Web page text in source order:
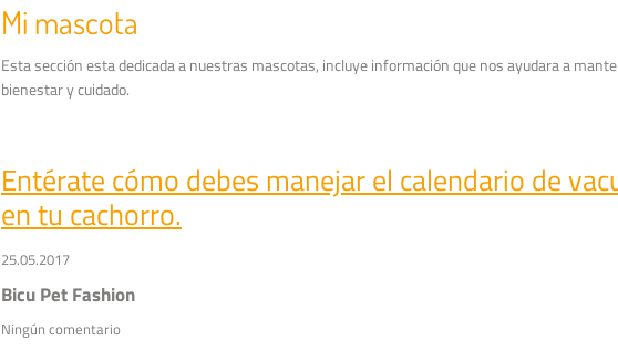
Mi mascota
Esta sección esta dedicada a nuestras mascotas, incluye información que nos ayudara a
bienestar y cuidado.
Entérate cómo debes manejar el calendario de
en tu cachorro.
25.05.2017
Bicu Pet Fashion
Ningún comentario